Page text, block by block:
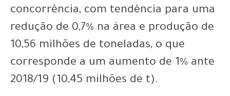
concorrência, com tendência para uma
redução de 0,7% na área e produção de
10,56 milhões de toneladas, o que
corresponde a um aumento de 1% ante
2018/19 (10,45 milhões de t).